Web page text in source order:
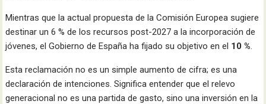
Mientras que la actual propuesta de la Comisión Europea sugiere
destinar un 6 % de los recursos post-2027 a la incorporación de
jóvenes, el Gobierno de España ha fijado su objetivo en el 10 %.
Esta reclamación no es un simple aumento de cifra; es una
declaración de intenciones. Significa entender que el relevo
generacional no es una partida de gasto, sino una inversión en la